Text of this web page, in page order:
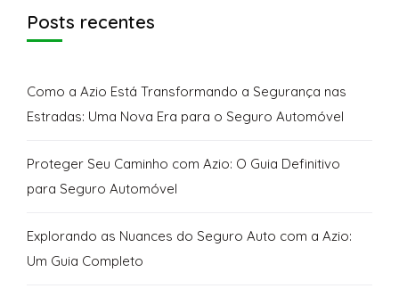
Posts recentes
Como a Azio Está Transformando a Segurança nas
Estradas: Uma Nova Era para o Seguro Automóvel
Proteger Seu Caminho com Azio: O Guia Definitivo
para Seguro Automóvel
Explorando as Nuances do Seguro Auto com a Azio:
Um Guia Completo